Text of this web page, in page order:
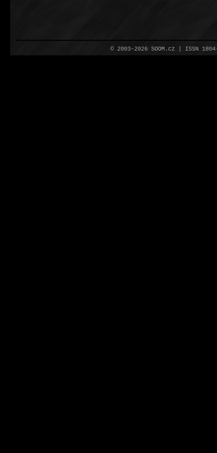
© 2003–2026 SOOM.cz | ISSN